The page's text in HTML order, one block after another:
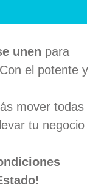
unen para
el potente y
mover todas
tu negocio